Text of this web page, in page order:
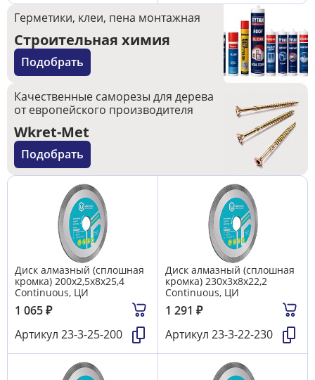
Герметики, клеи, пена монтажная
Строительная химия
Подобрать
Качественные саморезы для дерева
от европейского производителя
Wkret-Met
Подобрать
Диск алмазный (сплошная
кромка) 200х2,5х8х25,4
Continuous, ЦИ
1 065₽
Артикул 23-3-25-200
Диск алмазный (сплошная
кромка) 230х3х8х22,2
Continuous, ЦИ
1 291 ₽
Артикул 23-3-22-230